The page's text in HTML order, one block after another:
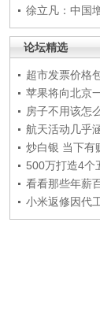
徐立凡：中国
论坛精选
超市发票价格
苹果将向北京
房子不用该怎
航天活动几乎
炒白银 当下有
500万打造4个
看看那些年薪
小米返修因代